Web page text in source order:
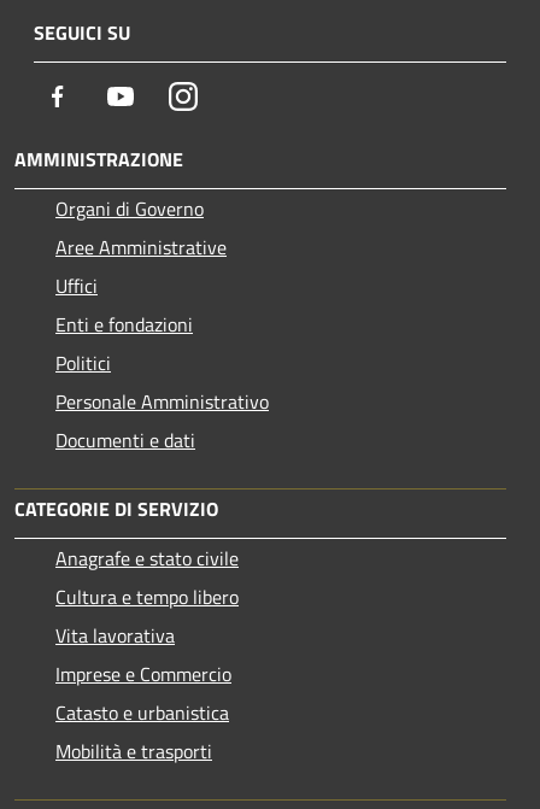
SEGUICI SU
Facebook YoutubeInstagram
AMMINISTRAZIONE
Organi di Governo
Aree Amministrative
Uffici
Enti e fondazioni
Politici
Personale Amministrativo
Documenti e dati
CATEGORIE DI SERVIZIO
Anagrafe e stato civile
Cultura e tempo libero
Vita lavorativa
Imprese e Commercio
Catasto e urbanistica
Mobilità e trasporti